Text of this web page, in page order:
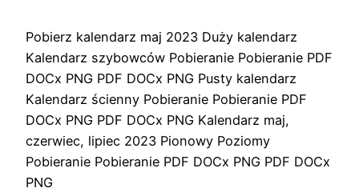
Pobierz kalendarz maj 2023 Duży kalendarz
Kalendarz szybowców Pobieranie Pobieranie PDF
DOCx PNG PDF DOCx PNG Pusty kalendarz
Kalendarz ścienny Pobieranie Pobieranie PDF
DOCx PNG PDF DOCx PNG Kalendarz maj,
czerwiec, lipiec 2023 Pionowy Poziomy
Pobieranie Pobieranie PDF DOCx PNG PDF DOCx
PNG